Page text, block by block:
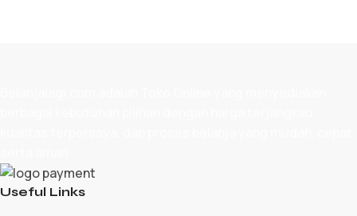
Useful Links